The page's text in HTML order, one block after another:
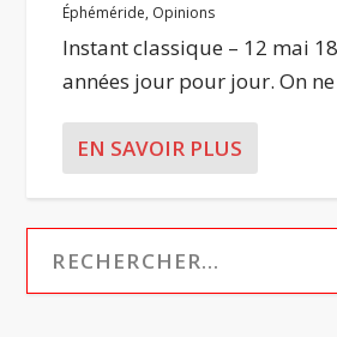
Éphéméride, Opinions
Instant classique – 12 mai
années jour pour jour. On
EN SAVOIR PLUS